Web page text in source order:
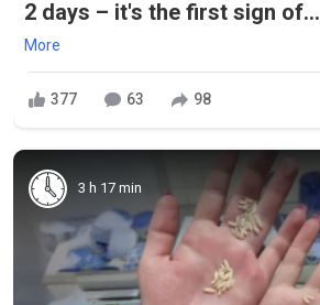
2 days – it's the first sign of...
More
377 63 98
3 h 17 min